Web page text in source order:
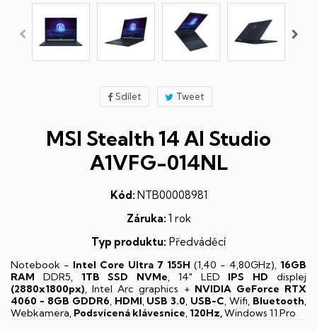
Sdílet Tweet
MSI Stealth 14 AI Studio
A1VFG-014NL
Kód: NTB00008981
Záruka: 1 rok
Typ produktu: Předváděcí
Notebook - Intel Core Ultra 7 155H (1,40 - 4,80GHz), 16GB
RAM DDR5, 1TB SSD NVMe, 14" LED IPS HD displej
(2880x1800px), Intel Arc graphics + NVIDIA GeForce RTX
4060 - 8GB GDDR6, HDMI, USB 3.0, USB-C, Wifi, Bluetooth,
Webkamera, Podsvícená klávesnice,120Hz,Windows 11 Pro